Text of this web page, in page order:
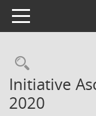
Toggle navigation
Initiative
2020